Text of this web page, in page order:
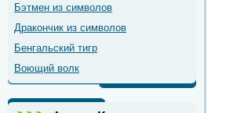
Бэтмен из символов
Дракончик из символов
Бенгальский тигр
Воющий волк